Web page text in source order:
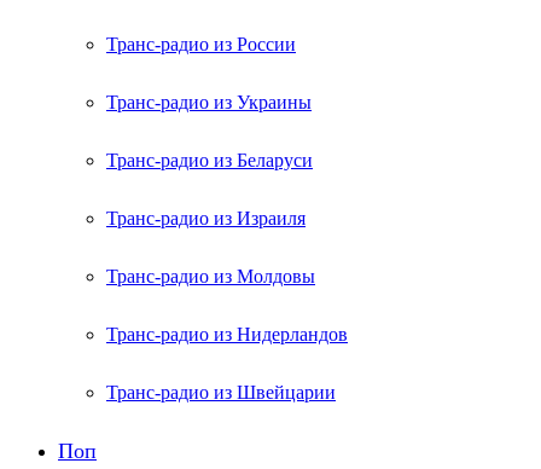
Транс-радио из России
Транс-радио из Украины
Транс-радио из Беларуси
Транс-радио из Израиля
Транс-радио из Молдовы
Транс-радио из Нидерландов
Транс-радио из Швейцарии
Поп